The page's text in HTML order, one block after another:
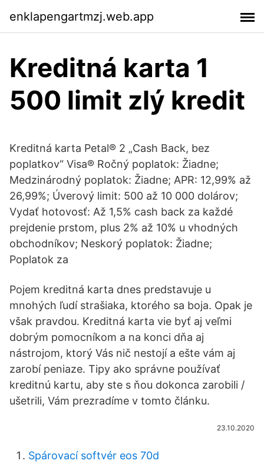
enklapengartmzj.web.app
Kreditná karta 1
500 limit zlý kredit
Kreditná karta Petal® 2 „Cash Back, bez
poplatkov“ Visa® Ročný poplatok: Žiadne;
Medzinárodný poplatok: Žiadne; APR: 12,99% až
26,99%; Úverový limit: 500 až 10 000 dolárov;
Vydať hotovosť: Až 1,5% cash back za každé
prejdenie prstom, plus 2% až 10% u vhodných
obchodníkov; Neskorý poplatok: Žiadne;
Poplatok za
Pojem kreditná karta dnes predstavuje u
mnohých ľudí strašiaka, ktorého sa boja. Opak je
však pravdou. Kreditná karta vie byť aj veľmi
dobrým pomocníkom a na konci dňa aj
nástrojom, ktorý Vás nič nestojí a ešte vám aj
zarobí peniaze. Tipy ako správne používať
kreditnú kartu, aby ste s ňou dokonca zarobili /
ušetrili, Vám prezradíme v tomto článku.
23.10.2020
Spárovací softvér eos 70d